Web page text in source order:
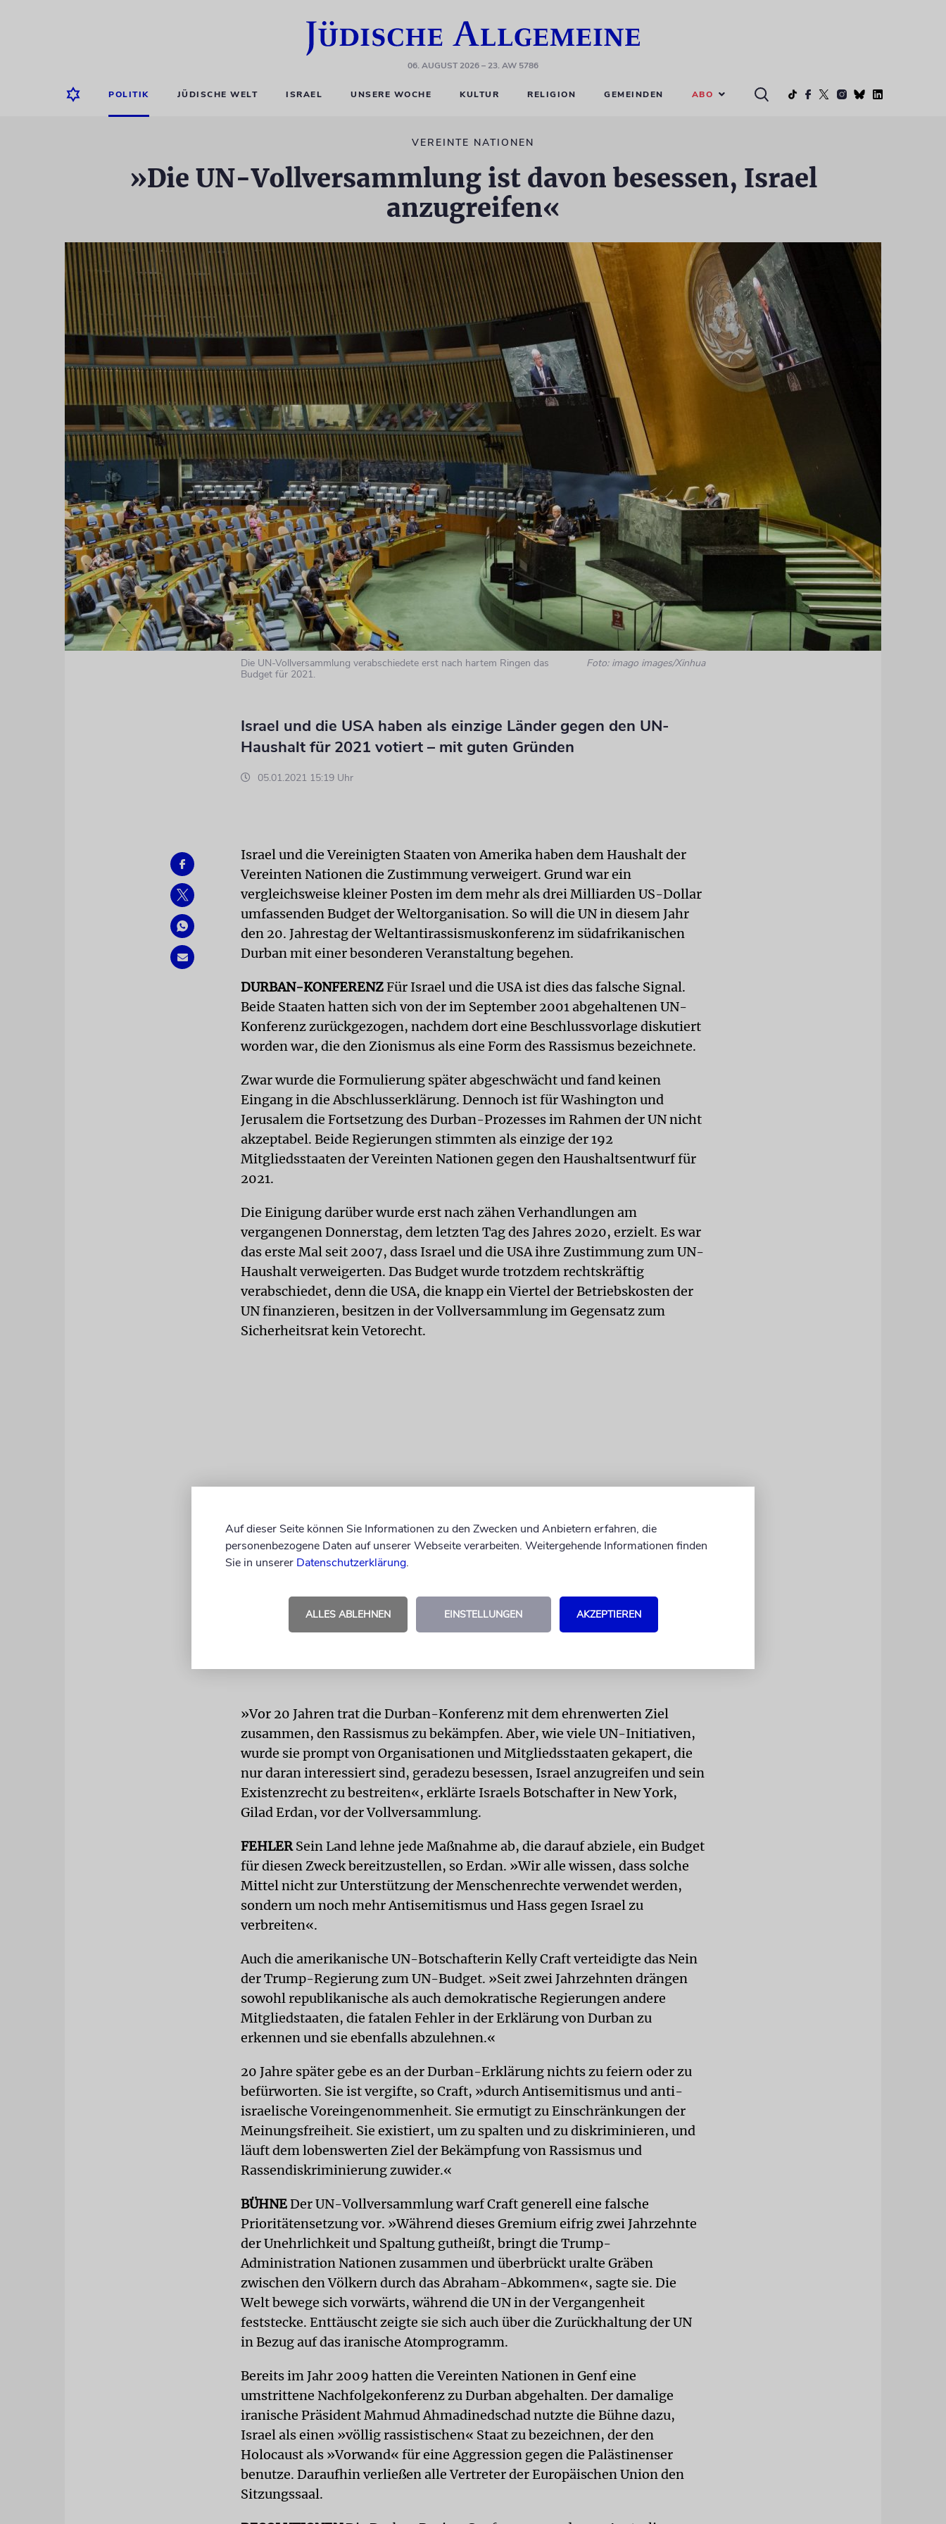
06. AUGUST 2026– 23. AW 5786
POLITIK JÜDISCHE WELT ISRAEL UNSERE WOCHE KULTUR RELIGION GEMEINDEN ABO
VEREINTE NATIONEN
»Die UN-Vollversammlung ist davon besessen, Israel
anzugreifen«
Die UN-Vollversammlung verabschiedete erst nach hartem Ringen das
Budget für 2021.
Foto: imago images/Xinhua
Israel und die USA haben als einzige Länder gegen den UN-
Haushalt für 2021 votiert – mit guten Gründen
05.01.2021 15:19 Uhr
Israel und die Vereinigten Staaten von Amerika haben dem Haushalt der
Vereinten Nationen die Zustimmung verweigert. Grund war ein
vergleichsweise kleiner Posten im dem mehr als drei Milliarden US-Dollar
umfassenden Budget der Weltorganisation. So will die UN in diesem Jahr
den 20. Jahrestag der Weltantirassismuskonferenz im südafrikanischen
Durban mit einer besonderen Veranstaltung begehen.
DURBAN-KONFERENZFür Israel und die USA ist dies das falsche Signal.
Beide Staaten hatten sich von der im September 2001 abgehaltenen UN-
Konferenz zurückgezogen, nachdem dort eine Beschlussvorlage diskutiert
worden war, die den Zionismus als eine Form des Rassismus bezeichnete.
Zwar wurde die Formulierung später abgeschwächt und fand keinen
Eingang in die Abschlusserklärung. Dennoch ist für Washington und
Jerusalem die Fortsetzung des Durban-Prozesses im Rahmen der UN nicht
akzeptabel. Beide Regierungen stimmten als einzige der 192
Mitgliedsstaaten der Vereinten Nationen gegen den Haushaltsentwurf für
2021.
Die Einigung darüber wurde erst nach zähen Verhandlungen am
vergangenen Donnerstag, dem letzten Tag des Jahres 2020, erzielt. Es war
das erste Mal seit 2007, dass Israel und die USA ihre Zustimmung zum UN-
Haushalt verweigerten. Das Budget wurde trotzdem rechtskräftig
verabschiedet, denn die USA, die knapp ein Viertel der Betriebskosten der
UN finanzieren, besitzen in der Vollversammlung im Gegensatz zum
Sicherheitsrat kein Vetorecht.
»Vor 20 Jahren trat die Durban-Konferenz mit dem ehrenwerten Ziel
zusammen, den Rassismus zu bekämpfen. Aber, wie viele UN-Initiativen,
wurde sie prompt von Organisationen und Mitgliedsstaaten gekapert, die
nur daran interessiert sind, geradezu besessen, Israel anzugreifen und sein
Existenzrecht zu bestreiten«, erklärte Israels Botschafter in New York,
Gilad Erdan, vor der Vollversammlung.
FEHLERSein Land lehne jede Maßnahme ab, die darauf abziele, ein Budget
für diesen Zweck bereitzustellen, so Erdan. »Wir alle wissen, dass solche
Mittel nicht zur Unterstützung der Menschenrechte verwendet werden,
sondern um noch mehr Antisemitismus und Hass gegen Israel zu
verbreiten«.
Auch die amerikanische UN-Botschafterin Kelly Craft verteidigte das Nein
der Trump-Regierung zum UN-Budget. »Seit zwei Jahrzehnten drängen
sowohl republikanische als auch demokratische Regierungen andere
Mitgliedstaaten, die fatalen Fehler in der Erklärung von Durban zu
erkennen und sie ebenfalls abzulehnen.«
20 Jahre später gebe es an der Durban-Erklärung nichts zu feiern oder zu
befürworten. Sie ist vergifte, so Craft, »durch Antisemitismus und anti-
israelische Voreingenommenheit. Sie ermutigt zu Einschränkungen der
Meinungsfreiheit. Sie existiert, um zu spalten und zu diskriminieren, und
läuft dem lobenswerten Ziel der Bekämpfung von Rassismus und
Rassendiskriminierung zuwider.«
BÜHNEDer UN-Vollversammlung warf Craft generell eine falsche
Prioritätensetzung vor. »Während dieses Gremium eifrig zwei Jahrzehnte
der Unehrlichkeit und Spaltung gutheißt, bringt die Trump-
Administration Nationen zusammen und überbrückt uralte Gräben
zwischen den Völkern durch das Abraham-Abkommen«, sagte sie. Die
Welt bewege sich vorwärts, während die UN in der Vergangenheit
feststecke. Enttäuscht zeigte sie sich auch über die Zurückhaltung der UN
in Bezug auf das iranische Atomprogramm.
Bereits im Jahr 2009 hatten die Vereinten Nationen in Genf eine
umstrittene Nachfolgekonferenz zu Durban abgehalten. Der damalige
iranische Präsident Mahmud Ahmadinedschad nutzte die Bühne dazu,
Israel als einen »völlig rassistischen« Staat zu bezeichnen, der den
Holocaust als »Vorwand« für eine Aggression gegen die Palästinenser
benutze. Daraufhin verließen alle Vertreter der Europäischen Union den
Sitzungssaal.
Auf dieser Seite können Sie Informationen zu den Zwecken und Anbietern erfahren, die
personenbezogene Daten auf unserer Webseite verarbeiten. Weitergehende Informationen finden
Sie in unserer Datenschutzerklärung.
ALLES ABLEHNEN EINSTELLUNGEN AKZEPTIEREN